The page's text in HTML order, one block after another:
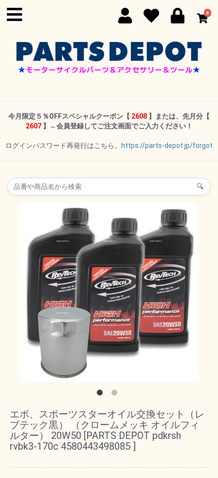
0
今月限定５％OFFスペシャルクーポン 【 2608 】または、先月分【
2607】←会員登録してご注文画面でご入力ください！
ログインパスワード再発行はこちら。 https://parts-depot.jp/forgot
🔍
エボ、スポーツスターオイル交換セット（レ
ブテック黒） （クロームメッキ オイルフィ
ルター） 20W50 [PARTS DEPOT pdkrsh
rvbk3-170c 4580443498085 ]